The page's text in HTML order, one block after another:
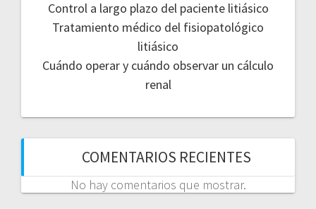
Control a largo plazo del paciente litiásico
Tratamiento médico del fisiopatológico
litiásico
Cuándo operar y cuándo observar un cálculo
renal
COMENTARIOS RECIENTES
No hay comentarios que mostrar.